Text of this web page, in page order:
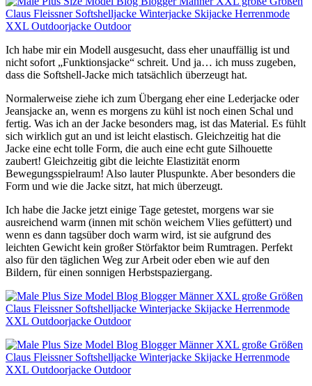
Ich habe mir ein Modell ausgesucht, dass eher unauffällig ist und
nicht sofort „Funktionsjacke“ schreit. Und ja… ich muss zugeben,
dass die Softshell-Jacke mich tatsächlich überzeugt hat.
Normalerweise ziehe ich zum Übergang eher eine Lederjacke oder
Jeansjacke an, wenn es morgens zu kühl ist noch einen Schal und
fertig. Was ich an der Jacke besonders mag, ist das Material. Es fühlt
sich wirklich gut an und ist leicht elastisch. Gleichzeitig hat die
Jacke eine echt tolle Form, die auch eine echt gute Silhouette
zaubert! Gleichzeitig gibt die leichte Elastizität enorm
Bewegungsspielraum! Also lauter Pluspunkte. Aber besonders die
Form und wie die Jacke sitzt, hat mich überzeugt.
Ich habe die Jacke jetzt einige Tage getestet, morgens war sie
ausreichend warm (innen mit schön weichem Vlies gefüttert) und
wenn es dann tagsüber doch warm wird, ist sie aufgrund des
leichten Gewicht kein großer Störfaktor beim Rumtragen. Perfekt
also für den täglichen Weg zur Arbeit oder eben wie auf den
Bildern, für einen sonnigen Herbstspaziergang.